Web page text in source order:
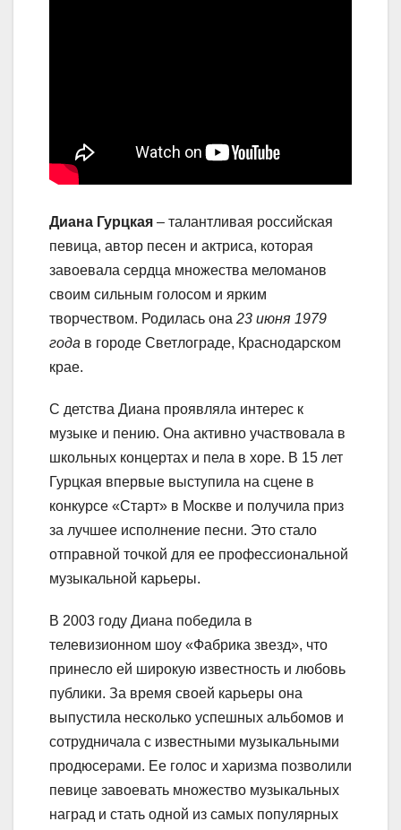
Диана Гурцкая – талантливая российская
певица, автор песен и актриса, которая
завоевала сердца множества меломанов
своим сильным голосом и ярким
творчеством. Родилась она 23 июня 1979
года в городе Светлограде, Краснодарском
крае.
С детства Диана проявляла интерес к
музыке и пению. Она активно участвовала в
школьных концертах и пела в хоре. В 15 лет
Гурцкая впервые выступила на сцене в
конкурсе «Старт» в Москве и получила приз
за лучшее исполнение песни. Это стало
отправной точкой для ее профессиональной
музыкальной карьеры.
В 2003 году Диана победила в
телевизионном шоу «Фабрика звезд», что
принесло ей широкую известность и любовь
публики. За время своей карьеры она
выпустила несколько успешных альбомов и
сотрудничала с известными музыкальными
продюсерами. Ее голос и харизма позволили
певице завоевать множество музыкальных
наград и стать одной из самых популярных